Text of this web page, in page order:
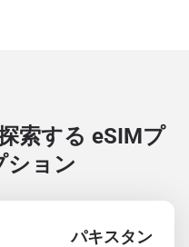
索する eSIMプ
ション
パキスタン